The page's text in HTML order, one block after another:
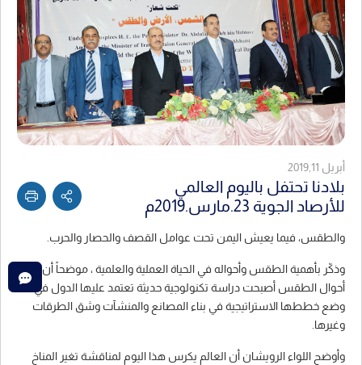
أبريل 2019,11
بلادنا تحتفل باليوم العالمي
للأرصاد الجوية 23.مارس.2019م
والطقس، فيما يعيش اليمن تحت عوامل القصف والحصار والحرب.
وذكّر بأهمية الطقس وأحواله في الحياة العملية والعلمية ، موضحاً أن
أحوال الطقس أصبحت دراسة تكنولوجية حديثة تعتمد عليها الدول في
وضع خططها الاستراتيجية في بناء المصانع والمنشآت وشق الطرقات
وغيرها.
وأوضح اللواء الرويشان أن العالم يكرس هذا اليوم لمناقشة تغير المناخ